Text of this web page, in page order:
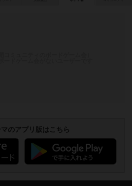
のアプリ版はこちら